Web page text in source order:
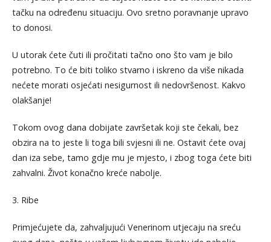
tačku na određenu situaciju. Ovo sretno poravnanje upravo
to donosi.
U utorak ćete čuti ili pročitati tačno ono što vam je bilo
potrebno. To će biti toliko stvarno i iskreno da više nikada
nećete morati osjećati nesigurnost ili nedovršenost. Kakvo
olakšanje!
Tokom ovog dana dobijate završetak koji ste čekali, bez
obzira na to jeste li toga bili svjesni ili ne. Ostavit ćete ovaj
dan iza sebe, tamo gdje mu je mjesto, i zbog toga ćete biti
zahvalni. Život konačno kreće nabolje.
3. Ribe
Primjećujete da, zahvaljujući Venerinom utjecaju na sreću